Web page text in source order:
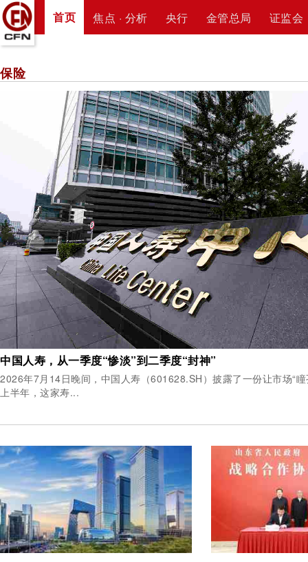
首页 焦点 · 分析 央行 金管总局 证监会
保险
中国人寿，从一季度“惨淡”到二季度“封神”
2026年7月14日晚间，中国人寿（601628.SH）披露了一份让市场“
上半年，这家寿...